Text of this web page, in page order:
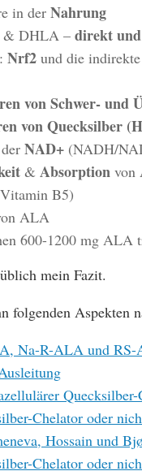
in der Nahrung
DHLA – direkt
Nrf2 und die
von Schwer- und
von Quecksilber
NAD+ (NADH/
& Absorption von
B5)
ALA
600-1200 mg ALA
mein Fazit.
folgenden Aspekten
Na-R-ALA und
Chelator oder
Hossain und
Chelator oder